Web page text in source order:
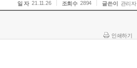
일 자 21.11.26 조회수 2894 글쓴이 관리자
인쇄하기